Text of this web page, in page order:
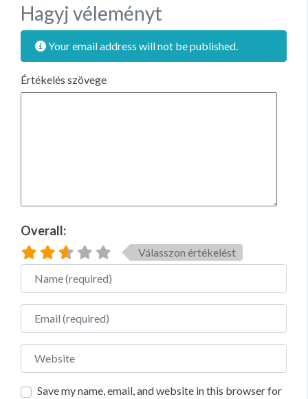
Hagyj véleményt
Your email address will not be published.
Értékelés szövege
Overall:
Válasszon értékelést
Name
Email
Website
Save my name, email, and website in this browser for